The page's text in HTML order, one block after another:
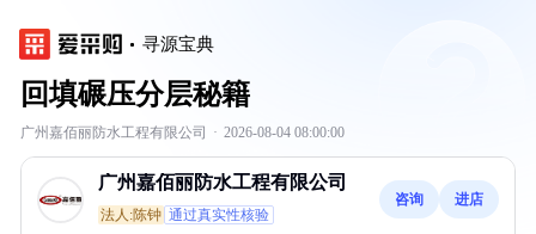
寻源宝典
回填碾压分层秘籍
广州嘉佰丽防水工程有限公司 · 2026-08-04 08:00:00
广州嘉佰丽防水工程有限公司
法人:陈钟 通过真实性核验
咨询 进店